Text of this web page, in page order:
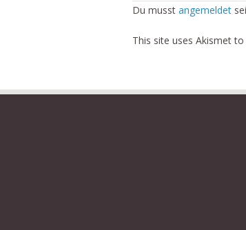
Du musst angemeldet
This site uses Akismet